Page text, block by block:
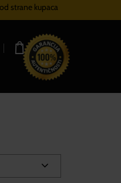
strane kupaca
0,00 €